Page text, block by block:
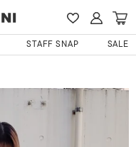
STAFF SNAP SALE